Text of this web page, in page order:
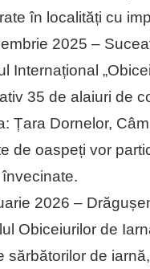
în localități cu
2025 –
Internațional
35 de alaiuri de
Țara Dornelor,
de oaspeți vor
2026 –
Obiceiurilor de
sărbătorilor de